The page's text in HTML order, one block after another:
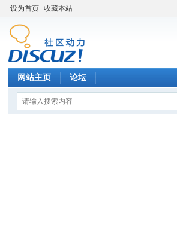
设为首页 收藏本站
网站主页 论坛